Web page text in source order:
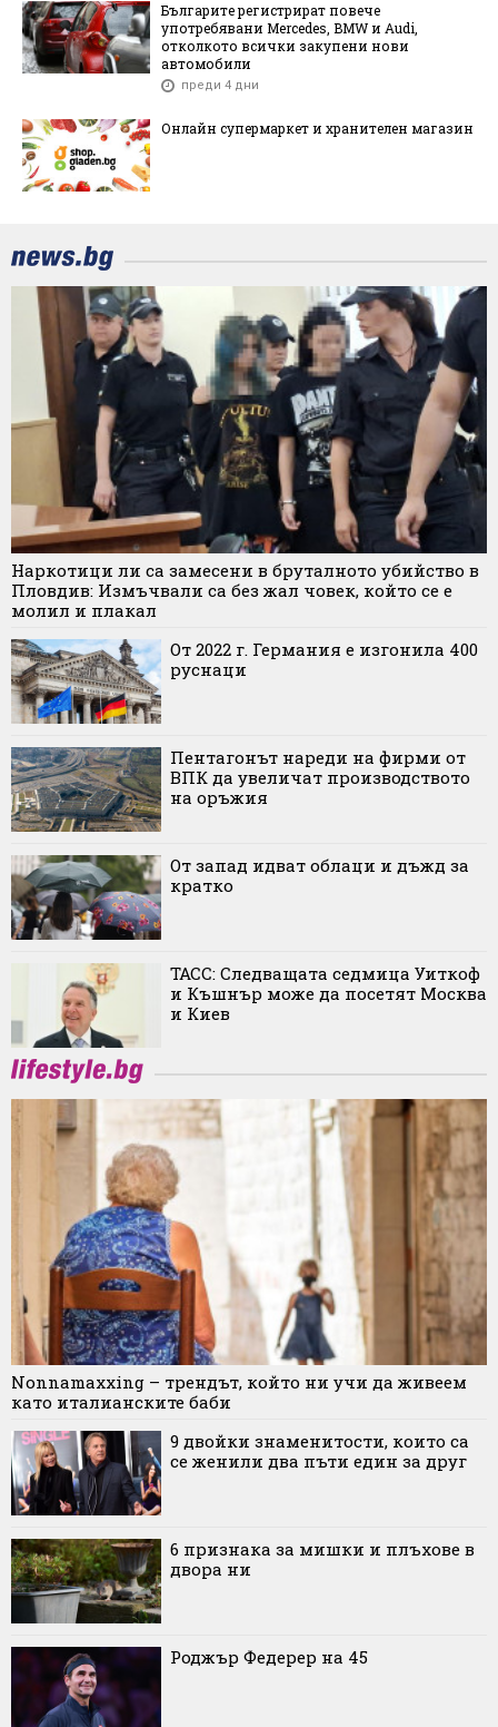
Българите регистрират повече
употребявани Mercedes, BMW и Audi,
отколкото всички закупени нови
автомобили
преди 4 дни
Онлайн супермаркет и хранителен магазин
Наркотици ли са замесени в бруталното убийство в
Пловдив: Измъчвали са без жал човек, който се е
молил и плакал
От 2022 г. Германия е изгонила 400
руснаци
Пентагонът нареди на фирми от
ВПК да увеличат производството
на оръжия
От запад идват облаци и дъжд за
кратко
ТАСС: Следващата седмица Уиткоф
и Къшнър може да посетят Москва
и Киев
Nonnamaxxing – трендът, който ни учи да живеем
като италианските баби
9 двойки знаменитости, които са
се женили два пъти един за друг
6 признака за мишки и плъхове в
двора ни
Роджър Федерер на 45